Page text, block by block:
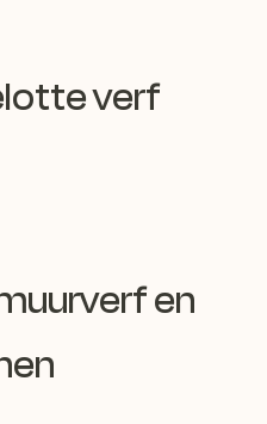
verf
en